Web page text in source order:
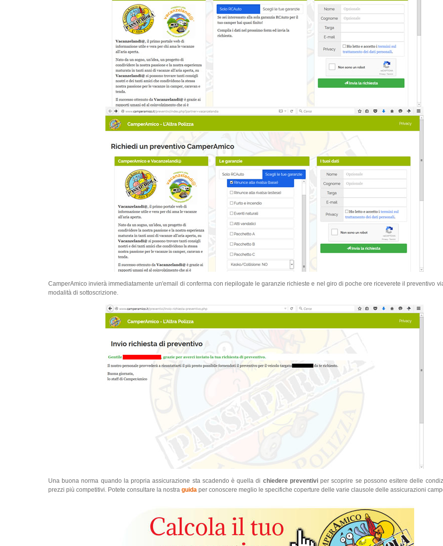
CamperAmico invierà immediatamente un'email di conferma con riepilogate le garanzie richieste e nel giro di poche ore riceverete il preventivo
modalità di sottoscrizione.
Una buona norma quando la propria assicurazione sta scadendo è quella di chiedere preventiviper scoprire se possono esitere delle
prezzi più competitivi. Potete consultare la nostra guida per conoscere meglio le specifiche coperture delle varie clausole delle assicurazioni